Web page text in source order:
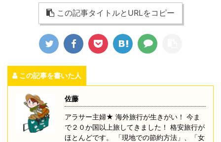
この記事タイトルとURLをコピー
この記事を書いた人
佐藤
アラサー主婦★ 海外旅行が生きがい！ 今ま
で２０か国以上旅してきました！ 格安旅行が
ほとんどです。 「現地での節約方法」、「女